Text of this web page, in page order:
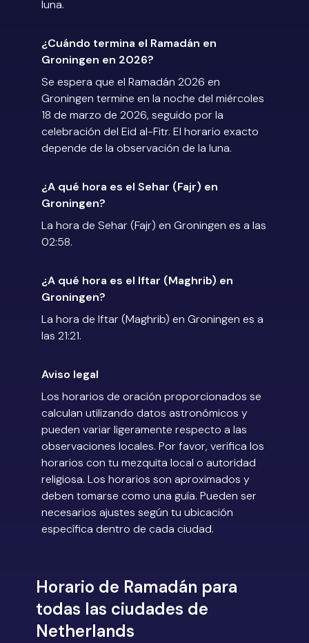
luna.
¿Cuándo termina el Ramadán en
Groningen en 2026?
Se espera que el Ramadán 2026 en
Groningen termine en la noche del miércoles
18 de marzo de 2026, seguido por la
celebración del Eid al-Fitr. El horario exacto
depende de la observación de la luna.
¿A qué hora es el Sehar (Fajr) en
Groningen?
La hora de Sehar (Fajr) en Groningen es a las
02:58.
¿A qué hora es el Iftar (Maghrib) en
Groningen?
La hora de Iftar (Maghrib) en Groningen es a
las 21:21.
Aviso legal
Los horarios de oración proporcionados se
calculan utilizando datos astronómicos y
pueden variar ligeramente respecto a las
observaciones locales. Por favor, verifica los
horarios con tu mezquita local o autoridad
religiosa. Los horarios son aproximados y
deben tomarse como una guía. Pueden ser
necesarios ajustes según tu ubicación
específica dentro de cada ciudad.
Horario de Ramadán para
todas las ciudades de
Netherlands